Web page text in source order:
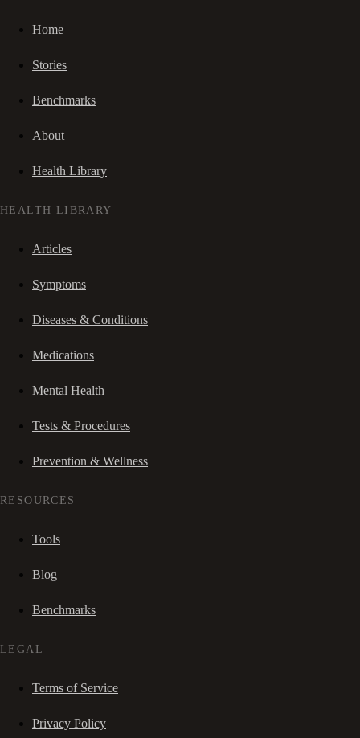
Home
Stories
Benchmarks
About
Health Library
HEALTH LIBRARY
Articles
Symptoms
Diseases & Conditions
Medications
Mental Health
Tests & Procedures
Prevention & Wellness
RESOURCES
Tools
Blog
Benchmarks
LEGAL
Terms of Service
Privacy Policy